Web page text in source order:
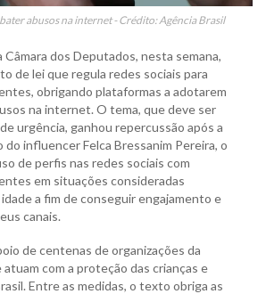
abusos na internet - Crédito: Agência Brasil
dos Deputados, nesta semana,
de lei que regula redes sociais para
obrigando plataformas a adotarem
na internet. O tema, que deve ser
urgência, ganhou repercussão após a
influencer Felca Bressanim Pereira, o
de perfis nas redes sociais com
em situações consideradas
a fim de conseguir engajamento e
canais.
de centenas de organizações da
com a proteção das crianças e
Entre as medidas, o texto obriga as